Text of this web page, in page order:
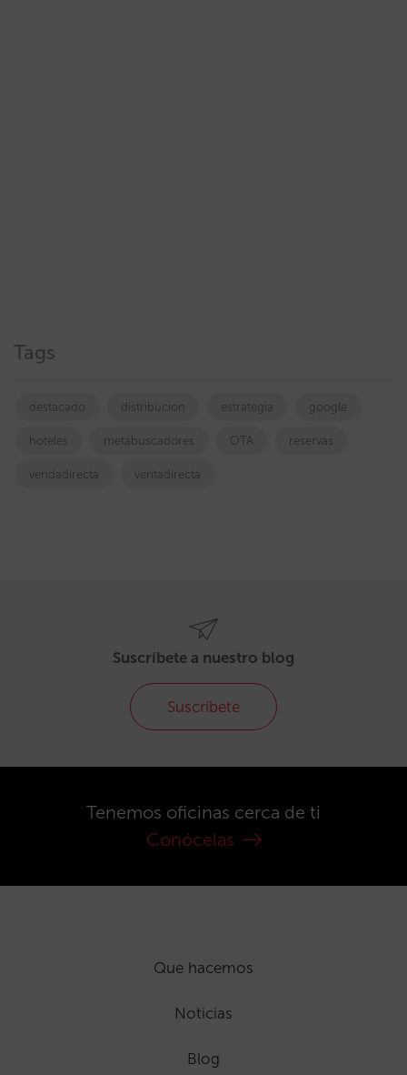
Tags
destacado distribucion estrategia google
hoteles metabuscadores OTA reservas
vendadirecta ventadirecta
Suscríbete a nuestro blog
Suscríbete
Tenemos oficinas cerca de ti
Conócelas
Que hacemos
Noticias
Blog